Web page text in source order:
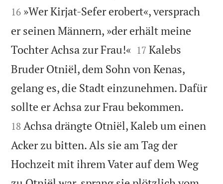
16 »Wer Kirjat-Sefer erobert«, versprach
er seinen Männern, »der erhält meine
Tochter Achsa zur Frau!« 

17 Kalebs
Bruder Otniël, dem Sohn von Kenas,
gelang es, die Stadt einzunehmen. Dafür
sollte er Achsa zur Frau bekommen.
18 Achsa drängte Otniël, Kaleb um einen
Acker zu bitten. Als sie am Tag der
Hochzeit mit ihrem Vater auf dem Weg